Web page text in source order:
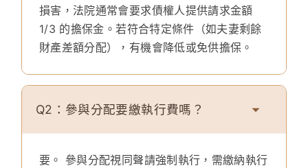
損害，法院通常會要求債權人提供請求金額
1/3 的擔保金。若符合特定條件（如夫妻剩餘
財產差額分配），有機會降低或免供擔保。
Q2：參與分配要繳執行費嗎？
要。 參與分配視同聲請強制執行，需繳納執行